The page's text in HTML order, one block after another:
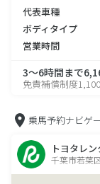
代表車種
ボディタイプ
営業時間
3～6時間まで
免責補償制度
乗馬予約ナビゲ
トヨタレ
千葉市若葉